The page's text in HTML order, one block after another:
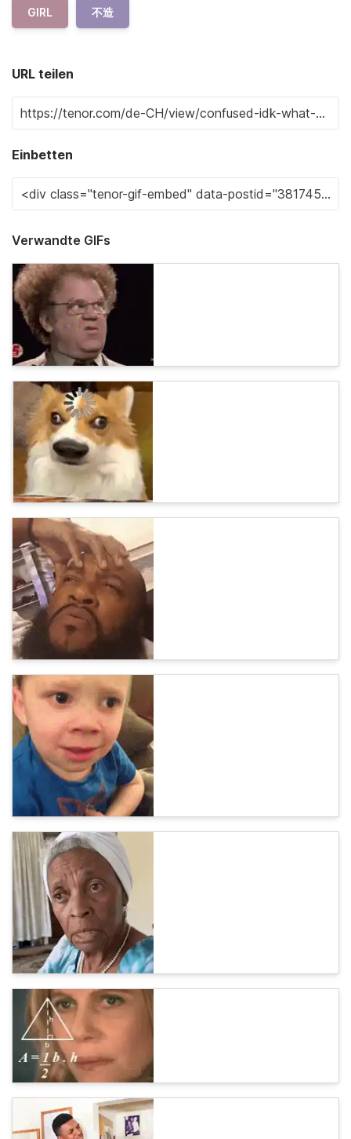
GIRL 不造
URL teilen
Einbetten
Verwandte GIFs